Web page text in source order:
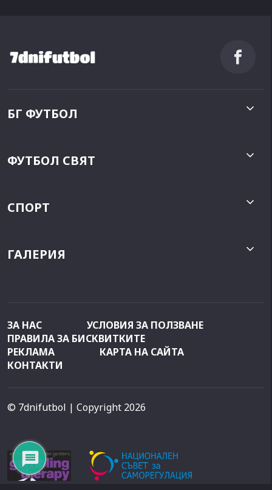
БГ ФУТБОЛ
ФУТБОЛ СВЯТ
СПОРТ
ГАЛЕРИЯ
ЗА НАС
УСЛОВИЯ ЗА ПОЛЗВАНЕ
ПРАВИЛА ЗА БИСКВИТКИТЕ
РЕКЛАМА
КАРТА НА САЙТА
КОНТАКТИ
© 7dnifutbol | Copyright 2026